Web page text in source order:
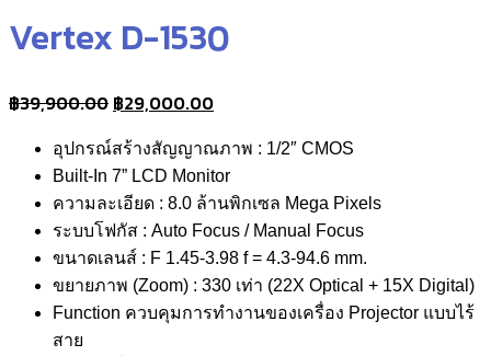
Vertex D-1530
฿39,900.00 Original
was:
฿39,900.00.
฿29,000.00Current
is:
฿29,000.00.
อุปกรณ์สร้างสัญญาณภาพ : 1/2″ CMOS
Built-In 7” LCD Monitor
ความละเอียด : 8.0 ล้านพิกเซล Mega Pixels
ระบบโฟกัส : Auto Focus / Manual Focus
ขนาดเลนส์ : F 1.45-3.98 f = 4.3-94.6 mm.
ขยายภาพ (Zoom) : 330 เท่า (22X Optical + 15X Digital)
Function ควบคุมการทำงานของเครื่อง Projector แบบไร้
สาย